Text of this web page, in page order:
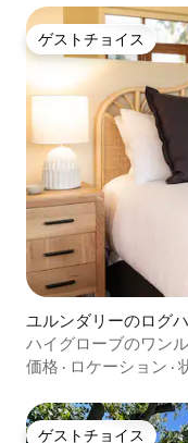
ゲストチョイス
ゲストチョイス
ユルンダリーのログ
ハイグローブのワン
価格 · ロケーション ·
ゲストチョイス